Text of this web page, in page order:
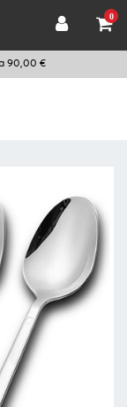
0
90,00 €